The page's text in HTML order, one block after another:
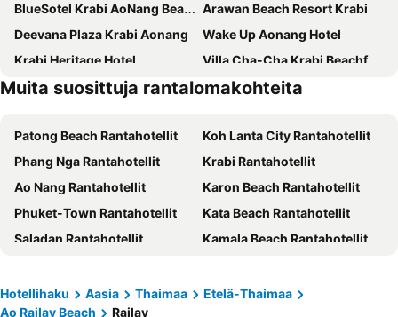
BlueSotel Krabi AoNang Beach
Arawan Beach Resort Krabi
Deevana Plaza Krabi Aonang
Wake Up Aonang Hotel
Krabi Heritage Hotel
Villa Cha-Cha Krabi Beachfront Resort
Centara Life Phu Pano Resort Krabi
GLOW Ao Nang Krabi
Srisuksant Resort
The Pineapple Hotel
The Elements Krabi Resort
Sofitel Krabi Phokeethra Golf & Spa Resort
Sugar Marina Hotel CLIFFHANGER Aonang
ibis Styles Krabi Ao Nang
Ao Nang Timber House
BlueSotel SMART Krabi Aonang Beach - Adults only
Varana Krabi Hotel
Hotel Adam Krabi
River Front Krabi Hotel
Phranang Place- SHA Extra
Muita suosittuja rantalomakohteita
Patong Beach Rantahotellit
Koh Lanta City Rantahotellit
Phang Nga Rantahotellit
Krabi Rantahotellit
Ao Nang Rantahotellit
Karon Beach Rantahotellit
Phuket-Town Rantahotellit
Kata Beach Rantahotellit
Saladan Rantahotellit
Kamala Beach Rantahotellit
Rawai Beach Rantahotellit
Nai Yang Beach Rantahotellit
Hotellihaku Aasia Thaimaa
Etelä-Thaimaa
Ao Railay Beach
Railay